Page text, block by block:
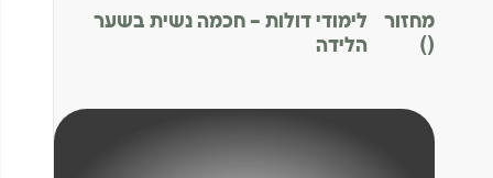
מחזור
()
לימודי דולות – חכמה נשית בשער
הלידה